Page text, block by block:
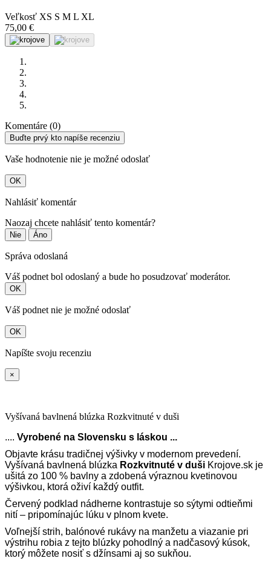
Veľkosť XS S M L XL
75,00 €
Komentáre (0)
Buďte prvý kto napíše recenziu
Vaše hodnotenie nie je možné odoslať
OK
Nahlásiť komentár
Naozaj chcete nahlásiť tento komentár?
Nie Áno
Správa odoslaná
Váš podnet bol odoslaný a bude ho posudzovať moderátor.
OK
Váš podnet nie je možné odoslať
OK
Napíšte svoju recenziu
×
Vyšívaná bavlnená blúzka Rozkvitnuté v duši
.... Vyrobené na Slovensku s láskou ...
Objavte krásu tradičnej výšivky v modernom prevedení.
Vyšívaná bavlnená blúzka Rozkvitnuté v duši Krojove.sk je
ušitá zo 100 % bavlny a zdobená výraznou kvetinovou
výšivkou, ktorá oživí každý outfit.
Červený podklad nádherne kontrastuje so sýtymi odtieňmi
nití – pripomínajúc lúku v plnom kvete.
Voľnejší strih, balónové rukávy na manžetu a viazanie pri
výstrihu robia z tejto blúzky pohodlný a nadčasový kúsok,
ktorý môžete nosiť s džínsami aj so sukňou.